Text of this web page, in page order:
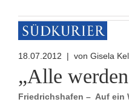
18.07.2012 | von Gisela
„Alle
Friedrichshafen – Auf ein